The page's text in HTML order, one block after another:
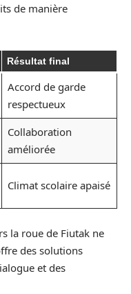
de manière
Résultat final
Accord de garde
respectueux
Collaboration
améliorée
Climat scolaire apaisé
la roue de Fiutak ne
des solutions
et des